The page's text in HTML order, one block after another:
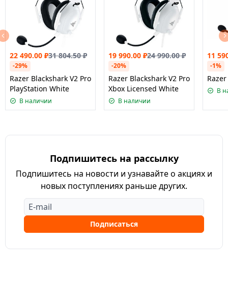
22 490.00 ₽31 804.50₽
-29%
Razer Blackshark V2 Pro
PlayStation White
В наличии
19 990.00 ₽24 990.00₽
-20%
Razer Blackshark V2 Pro
Xbox Licensed White
В наличии
11
-1%
В
Подпишитесь на рассылку
Подпишитесь на новости и узнавайте о акциях и
новых поступлениях раньше других.
Подписаться